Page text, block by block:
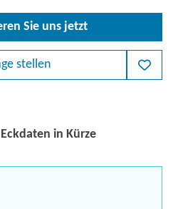
Sie uns jetzt
stellen
in Kürze